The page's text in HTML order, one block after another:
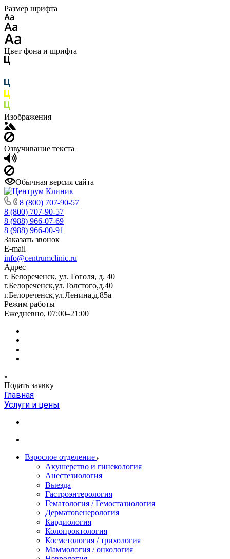
Размер шрифта
Цвет фона и шрифта
Изображения
Озвучивание текста
Обычная версия сайта
8 (800) 707-90-57
8 (800) 707-90-57
8 (988) 966-07-69
8 (988) 966-00-91
Заказать звонок
E-mail
info@centrumclinic.ru
Адрес
г. Белореченск, ул. Гоголя, д. 40
г.Белореченск,ул.Толстого,д.40
г.Белореченск,ул.Ленина,д.85а
Режим работы
Ежедневно, 07:00–21:00
Подать заявку
Главная
Услуги и цены
Взрослое отделение
Акушерство и гинекология
Анестезиология
Выезда
Гастроэнтерология
Гематология / Гемостазиология
Дерматовенерология
Кардиология
Колопроктология
Косметология / трихология
Маммология / онкология